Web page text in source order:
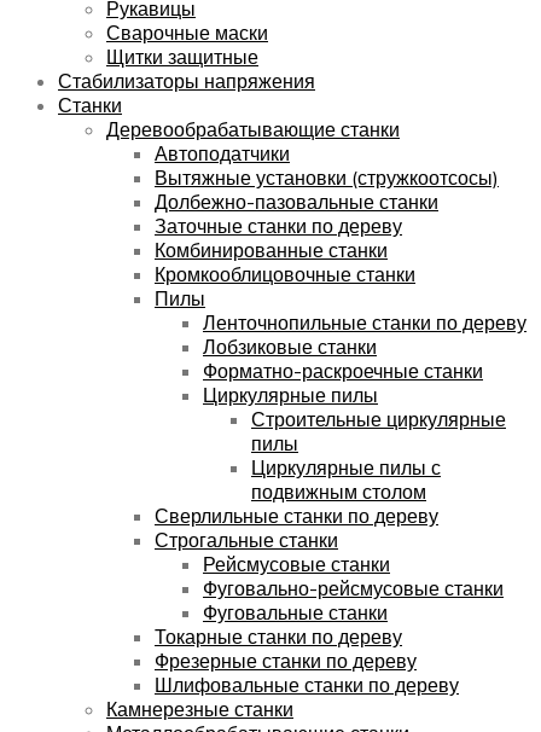
Рукавицы
Сварочные маски
Щитки защитные
Стабилизаторы напряжения
Станки
Деревообрабатывающие станки
Автоподатчики
Вытяжные установки (стружкоотсосы)
Долбежно-пазовальные станки
Заточные станки по дереву
Комбинированные станки
Кромкооблицовочные станки
Пилы
Ленточнопильные станки по дереву
Лобзиковые станки
Форматно-раскроечные станки
Циркулярные пилы
Строительные циркулярные
пилы
Циркулярные пилы с
подвижным столом
Сверлильные станки по дереву
Строгальные станки
Рейсмусовые станки
Фуговально-рейсмусовые станки
Фуговальные станки
Токарные станки по дереву
Фрезерные станки по дереву
Шлифовальные станки по дереву
Камнерезные станки